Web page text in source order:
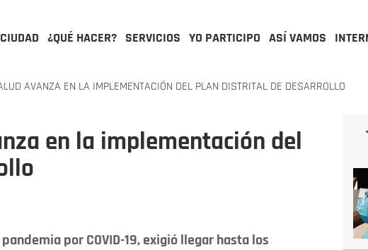
¿QUÉ HACER? SERVICIOS YO PARTICIPO ASÍ VAMOS
AVANZA EN LA IMPLEMENTACIÓN DEL PLAN DISTRITAL DE DESARROLLO
en la implementación del
por COVID-19, exigió llegar hasta los